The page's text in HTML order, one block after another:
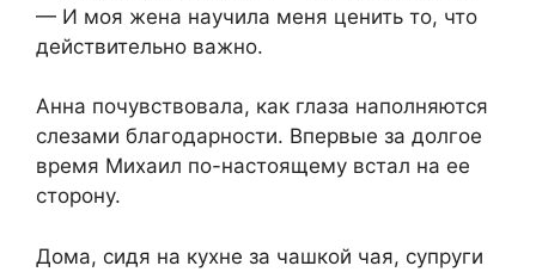
— И моя жена научила меня ценить то, что
действительно важно.
Анна почувствовала, как глаза наполняются
слезами благодарности. Впервые за долгое
время Михаил по-настоящему встал на ее
сторону.
Дома, сидя на кухне за чашкой чая, супруги